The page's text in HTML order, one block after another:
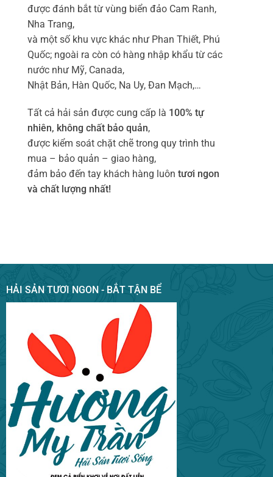
được đánh bắt từ vùng biển đảo Cam Ranh,
Nha Trang,
và một số khu vực khác như Phan Thiết, Phú
Quốc; ngoài ra còn có hàng nhập khẩu từ các
nước như Mỹ, Canada,
Nhật Bản, Hàn Quốc, Na Uy, Đan Mạch,…
Tất cả hải sản được cung cấp là 100% tự
nhiên, không chất bảo quản,
được kiểm soát chặt chẽ trong quy trình thu
mua – bảo quản – giao hàng,
đảm bảo đến tay khách hàng luôn tươi ngon
và chất lượng nhất!
HẢI SẢN TƯƠI NGON - BẮT TẬN BỂ